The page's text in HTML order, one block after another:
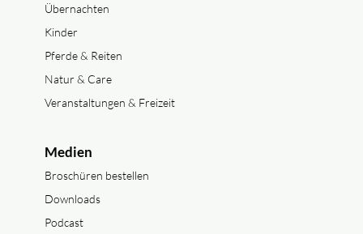
Übernachten
Kinder
Pferde & Reiten
Natur & Care
Veranstaltungen & Freizeit
Medien
Broschüren bestellen
Downloads
Podcast